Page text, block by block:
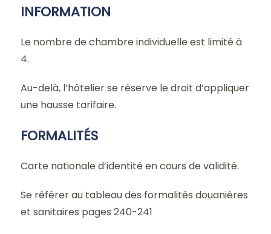
INFORMATION
Le nombre de chambre individuelle est limité à
4.
Au-delà, l’hôtelier se réserve le droit d’appliquer
une hausse tarifaire.
FORMALITÉS
Carte nationale d’identité en cours de validité.
Se référer au tableau des formalités douanières
et sanitaires pages 240-241